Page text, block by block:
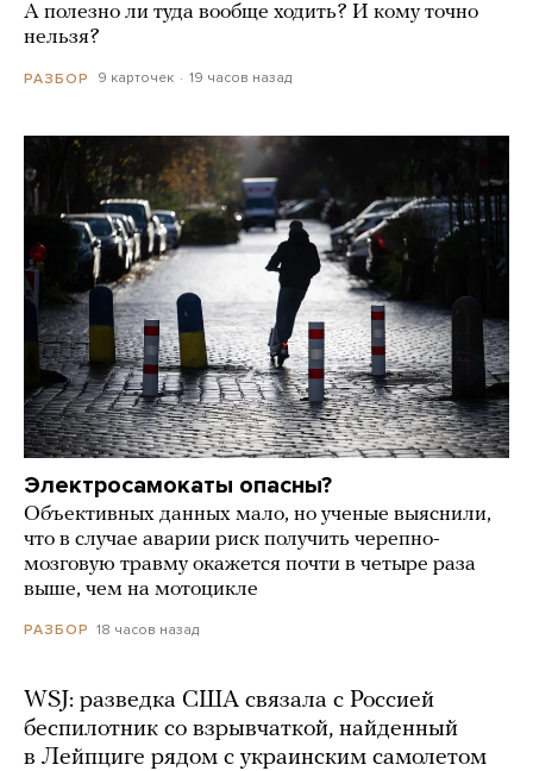
А полезно ли туда вообще ходить? И кому точно
нельзя?
РАЗБОР 9 карточек 19 часов назад
Электросамокаты опасны?
Объективных данных мало, но ученые выяснили,
что в случае аварии риск получить черепно-
мозговую травму окажется почти в четыре раза
выше, чем на мотоцикле
РАЗБОР 18 часов назад
WSJ: разведка США связала с Россией
беспилотник со взрывчаткой, найденный
в Лейпциге рядом с украинским самолетом